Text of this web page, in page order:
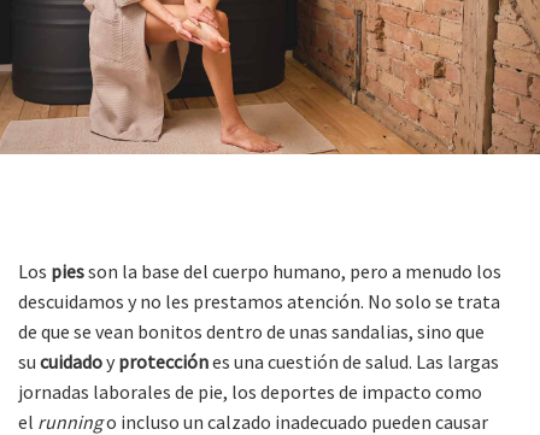
Los piesson la base del cuerpo humano, pero a menudo los
descuidamos y no les prestamos atención. No solo se trata
de que se vean bonitos dentro de unas sandalias, sino que
su cuidadoy protecciónes una cuestión de salud. Las largas
jornadas laborales de pie, los deportes de impacto como
el runningo incluso un calzado inadecuado pueden causar